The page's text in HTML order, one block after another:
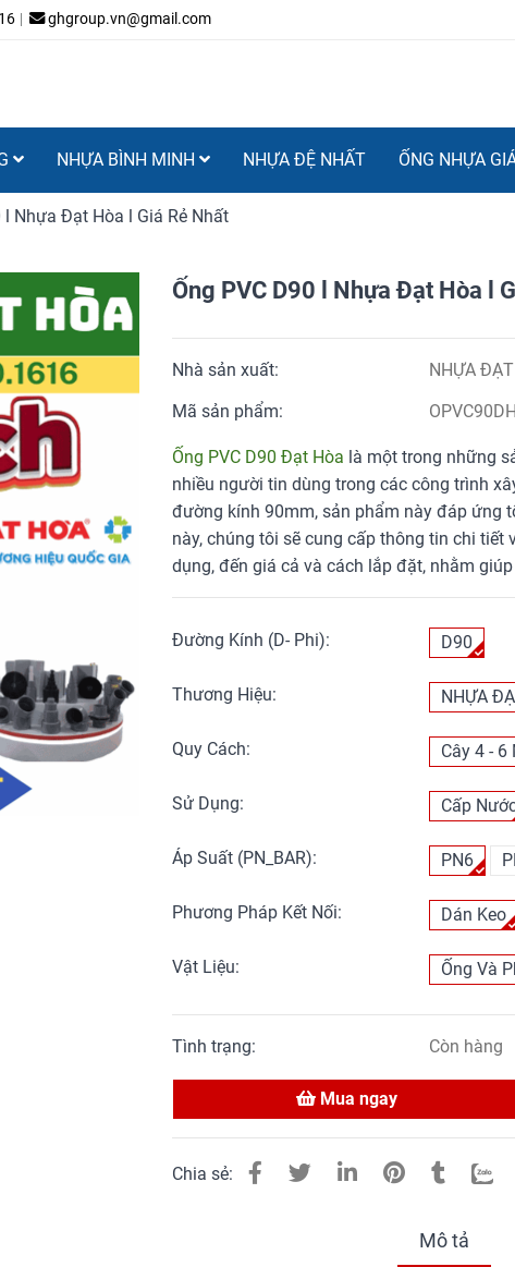
ghgroup.vn@gmail.com
NHỰA BÌNH MINH NHỰA ĐỆ NHẤT ỐNG NHỰA
l Nhựa Đạt Hòa l Giá Rẻ Nhất
Ống PVC D90 l Nhựa Đạt Hòa l
Nhà sản xuất:
NHỰA
Mã sản phẩm:
OPVC90DH
Ống PVC D90 Đạt Hòa là một trong những
nhiều người tin dùng trong các công trình
đường kính 90mm, sản phẩm này đáp ứng
này, chúng tôi sẽ cung cấp thông tin chi
dụng, đến giá cả và cách lắp đặt, nhằm
Đường Kính (D- Phi): D90
Thương Hiệu: NHỰA
Quy Cách: Cây 4 - 6
Sử Dụng: Cấp
Áp Suất (PN_BAR): PN6
Phương Pháp Kết Nối: Dán Keo
Vật Liệu: Ống Và
Tình trạng: Còn hàng
Mua ngay
Chia sẻ:
Mô tả